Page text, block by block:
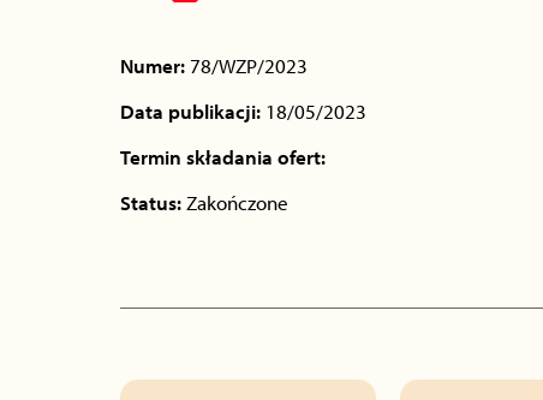
Numer:78/WZP/2023
Data publikacji:18/05/2023
Termin składania ofert:
Status:Zakończone